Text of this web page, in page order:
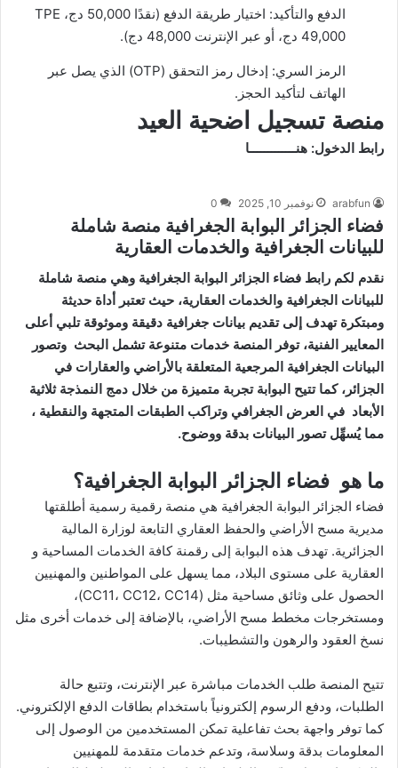
الدفع والتأكيد: اختيار طريقة الدفع (نقدًا 50,000 دج، TPE
49,000 دج، أو عبر الإنترنت 48,000 دج).
الرمز السري: إدخال رمز التحقق (OTP) الذي يصل عبر
الهاتف لتأكيد الحجز.
منصة تسجيل اضحية العيد
رابط الدخول:هنـــــــــــــا
arabfun نوفمبر 10, 2025 0
فضاء الجزائر البوابة الجغرافية منصة شاملة
للبيانات الجغرافية والخدمات العقارية
نقدم لكم رابط فضاء الجزائر البوابة الجغرافية وهي منصة شاملة
للبيانات الجغرافية والخدمات العقارية، حيث تعتبر أداة حديثة
ومبتكرة تهدف إلى تقديم بيانات جغرافية دقيقة وموثوقة تلبي أعلى
المعايير الفنية، توفر المنصة خدمات متنوعة تشمل البحث وتصور
البيانات الجغرافية المرجعية المتعلقة بالأراضي والعقارات في
الجزائر، كما تتيح البوابة تجربة متميزة من خلال دمج النمذجة ثلاثية
الأبعاد في العرض الجغرافي وتراكب الطبقات المتجهة والنقطية ،
مما يُسهِّل تصور البيانات بدقة ووضوح.
ما هو فضاء الجزائر البوابة الجغرافية؟
فضاء الجزائر البوابة الجغرافية هي منصة رقمية رسمية أطلقتها
مديرية مسح الأراضي والحفظ العقاري التابعة لوزارة المالية
الجزائرية. تهدف هذه البوابة إلى رقمنة كافة الخدمات المساحية و
العقارية على مستوى البلاد، مما يسهل على المواطنين والمهنيين
الحصول على وثائق مساحية مثل (CC11، CC12، CC14)،
ومستخرجات مخطط مسح الأراضي، بالإضافة إلى خدمات أخرى مثل
نسخ العقود والرهون والتشطيبات.
تتيح المنصة طلب الخدمات مباشرة عبر الإنترنت، وتتبع حالة
الطلبات، ودفع الرسوم إلكترونياً باستخدام بطاقات الدفع الإلكتروني.
كما توفر واجهة بحث تفاعلية تمكن المستخدمين من الوصول إلى
المعلومات بدقة وسلاسة، وتدعم خدمات متقدمة للمهنيين